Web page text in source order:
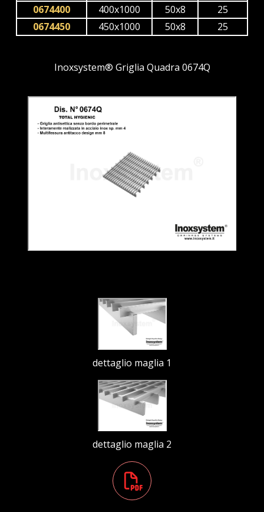
0674400
400x1000 50x8
25
0674450
450x1000 50x8 25
Inoxsystem® Griglia Quadra 0674Q
dettaglio maglia 1
dettaglio maglia 2